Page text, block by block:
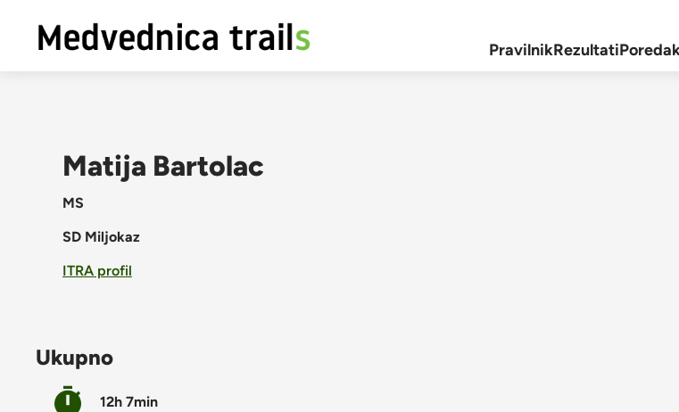
PravilnikRezultati
Matija Bartolac
MS
SD Miljokaz
ITRA profil
Ukupno
12h 7min